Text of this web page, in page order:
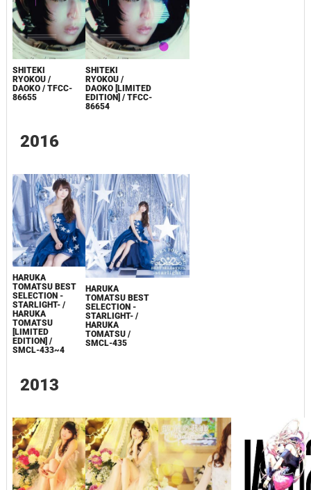
SHITEKI
RYOKOU /
DAOKO / TFCC-
86655
SHITEKI
RYOKOU /
DAOKO [LIMITED
EDITION] / TFCC-
86654
2016
HARUKA
TOMATSU BEST
SELECTION -
STARLIGHT- /
HARUKA
TOMATSU
[LIMITED
EDITION] /
SMCL-433~4
HARUKA
TOMATSU BEST
SELECTION -
STARLIGHT- /
HARUKA
TOMATSU /
SMCL-435
2013